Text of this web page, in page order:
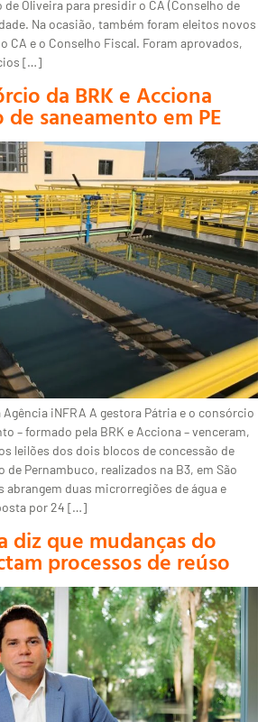
de Oliveira para presidir o CA (Conselho de
Na ocasião, também foram eleitos novos
CA e o Conselho Fiscal. Foram aprovados,
[…]
da BRK e Acciona
saneamento em PE
Agência iNFRA A gestora Pátria e o consórcio
– formado pela BRK e Acciona – venceram,
leilões dos dois blocos de concessão de
de Pernambuco, realizados na B3, em São
abrangem duas microrregiões de água e
por 24 […]
diz que mudanças do
processos de reúso